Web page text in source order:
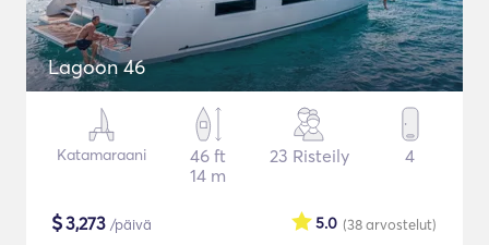
Lagoon 46
Katamaraani
46 ft
14 m
23 Risteily 4
$3,273 /päivä (38arvostelut)
5.0